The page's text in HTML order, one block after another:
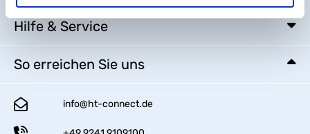
Hilfe & Service
So erreichen Sie uns
info@ht-connect.de